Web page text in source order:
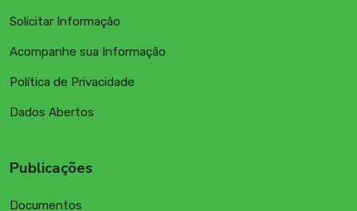
Solicitar Informação
Acompanhe sua Informação
Política de Privacidade
Dados Abertos
Publicações
Documentos